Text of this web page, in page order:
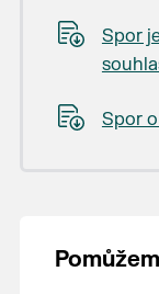
Spor
Spor